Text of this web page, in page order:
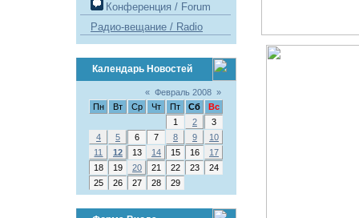
Конференция / Forum
Радио-вещание / Radio
Календарь Новостей
« Февраль 2008 »
Пн
Вт Ср Чт Пт Сб
Вс
1
2
3
4
5 6 7 8 9
10
11
12 13 14 15 16
17
18
19 20 21 22 23
24
25
26 27 28 29